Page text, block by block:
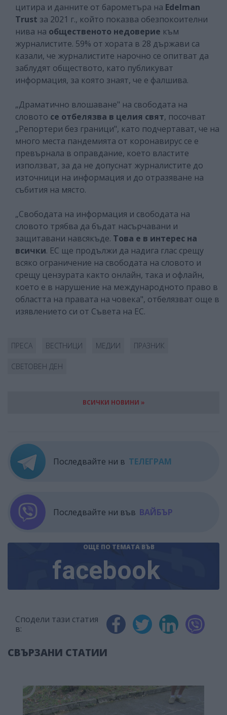
цитира и данните от барометъра на Edelman
Trust за 2021 г., който показва обезпокоителни
нива на общественото недоверие към
журналистите. 59% от хората в 28 държави са
казали, че журналистите нарочно се опитват да
заблудят обществото, като публикуват
информация, за която знаят, че е фалшива.
„Драматично влошаване" на свободата на
словото се отбелязва в целия свят, посочват
„Репортери без граници", като подчертават, че на
много места пандемията от коронавирус се е
превърнала в оправдание, което властите
използват, за да не допуснат журналистите до
източници на информация и до отразяване на
събития на място.
„Свободата на информация и свободата на
словото трябва да бъдат насърчавани и
защитавани навсякъде. Това е в интерес на
всички. ЕС ще продължи да надига глас срещу
всяко ограничение на свободата на словото и
срещу цензурата както онлайн, така и офлайн,
което е в нарушение на международното право в
областта на правата на човека", отбелязват още в
изявлението си от Съвета на ЕС.
ПРЕСА ВЕСТНИЦИ МЕДИИ ПРАЗНИК
СВЕТОВЕН ДЕН
ВСИЧКИ НОВИНИ »
Последвайте ни в ТЕЛЕГРАМ
Последвайте ни във ВАЙБЪР
ОЩЕ ПО ТЕМАТА ВЪВ
facebook
Сподели тази статия
в:
СВЪРЗАНИ СТАТИИ